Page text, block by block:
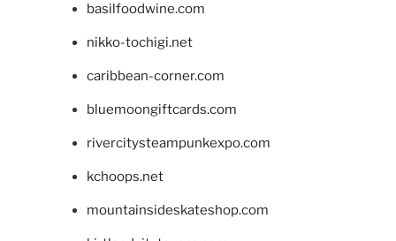
basilfoodwine.com
nikko-tochigi.net
caribbean-corner.com
bluemoongiftcards.com
rivercitysteampunkexpo.com
kchoops.net
mountainsideskateshop.com